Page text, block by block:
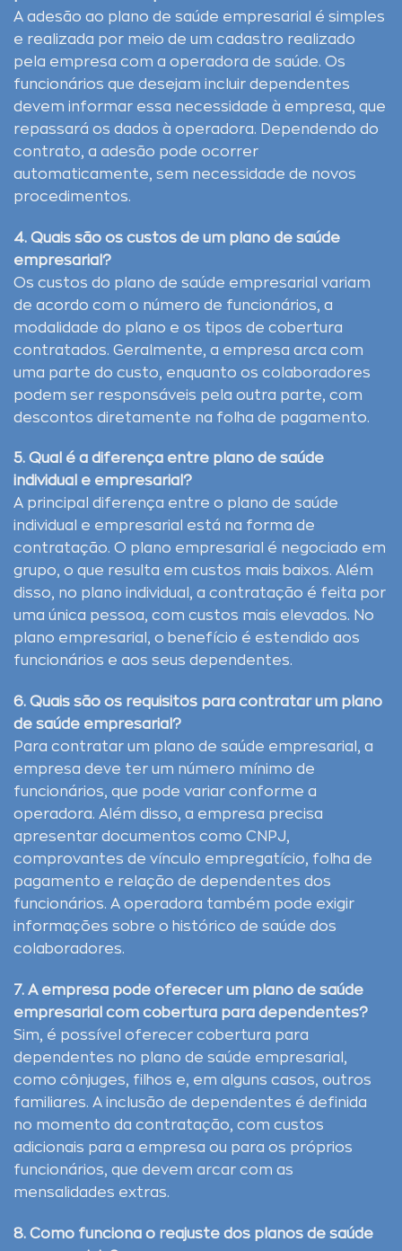
A adesão ao plano de saúde empresarial é simples
e realizada por meio de um cadastro realizado
pela empresa com a operadora de saúde. Os
funcionários que desejam incluir dependentes
devem informar essa necessidade à empresa, que
repassará os dados à operadora. Dependendo do
contrato, a adesão pode ocorrer
automaticamente, sem necessidade de novos
procedimentos.
4. Quais são os custos de um plano de saúde
empresarial?
Os custos do plano de saúde empresarial variam
de acordo com o número de funcionários, a
modalidade do plano e os tipos de cobertura
contratados. Geralmente, a empresa arca com
uma parte do custo, enquanto os colaboradores
podem ser responsáveis pela outra parte, com
descontos diretamente na folha de pagamento.
5. Qual é a diferença entre plano de saúde
individual e empresarial?
A principal diferença entre o plano de saúde
individual e empresarial está na forma de
contratação. O plano empresarial é negociado em
grupo, o que resulta em custos mais baixos. Além
disso, no plano individual, a contratação é feita por
uma única pessoa, com custos mais elevados. No
plano empresarial, o benefício é estendido aos
funcionários e aos seus dependentes.
6. Quais são os requisitos para contratar um plano
de saúde empresarial?
Para contratar um plano de saúde empresarial, a
empresa deve ter um número mínimo de
funcionários, que pode variar conforme a
operadora. Além disso, a empresa precisa
apresentar documentos como CNPJ,
comprovantes de vínculo empregatício, folha de
pagamento e relação de dependentes dos
funcionários. A operadora também pode exigir
informações sobre o histórico de saúde dos
colaboradores.
7. A empresa pode oferecer um plano de saúde
empresarial com cobertura para dependentes?
Sim, é possível oferecer cobertura para
dependentes no plano de saúde empresarial,
como cônjuges, filhos e, em alguns casos, outros
familiares. A inclusão de dependentes é definida
no momento da contratação, com custos
adicionais para a empresa ou para os próprios
funcionários, que devem arcar com as
mensalidades extras.
8. Como funciona o reajuste dos planos de saúde